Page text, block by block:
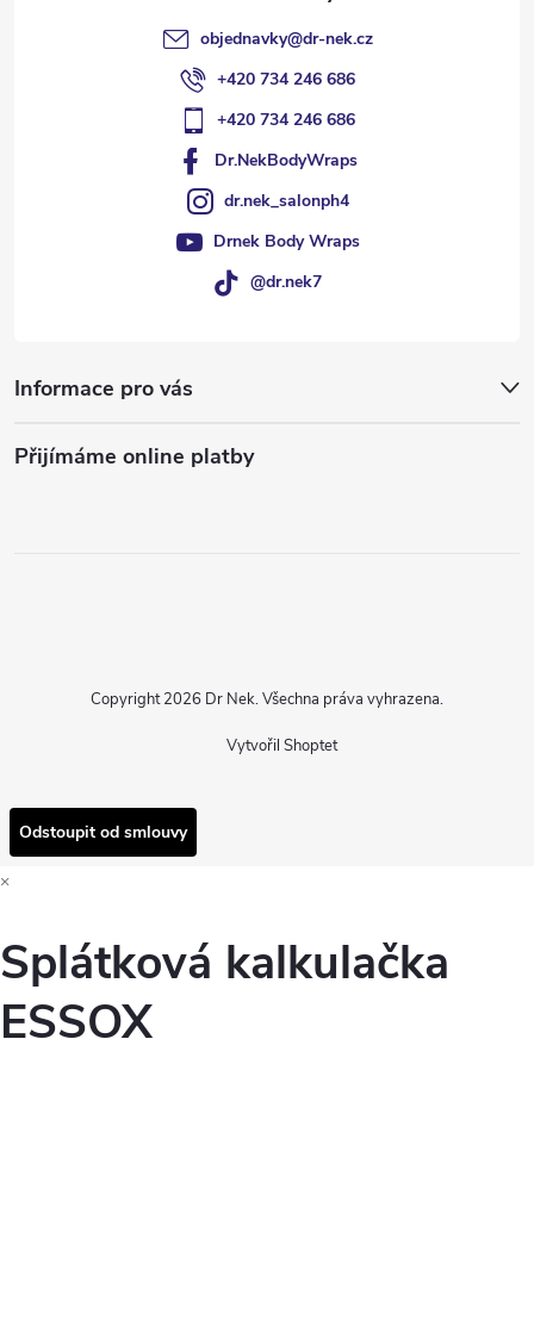
objednavky@dr-nek.cz
+420 734 246 686
+420 734 246 686
Dr.NekBodyWraps
dr.nek_salonph4
Drnek Body Wraps
@dr.nek7
Informace pro vás
Přijímáme online platby
Vytvořil Shoptet
Copyright 2026 Dr Nek. Všechna práva vyhrazena.
Odstoupit od smlouvy
×
Splátková kalkulačka
ESSOX